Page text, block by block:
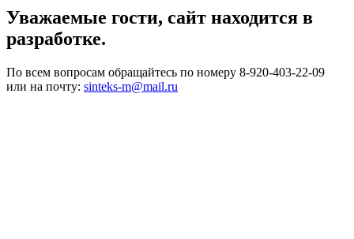
Уважаемые гости, сайт находится в
разработке.
По всем вопросам обращайтесь по номеру 8-920-403-22-09
или на почту: sinteks-m@mail.ru